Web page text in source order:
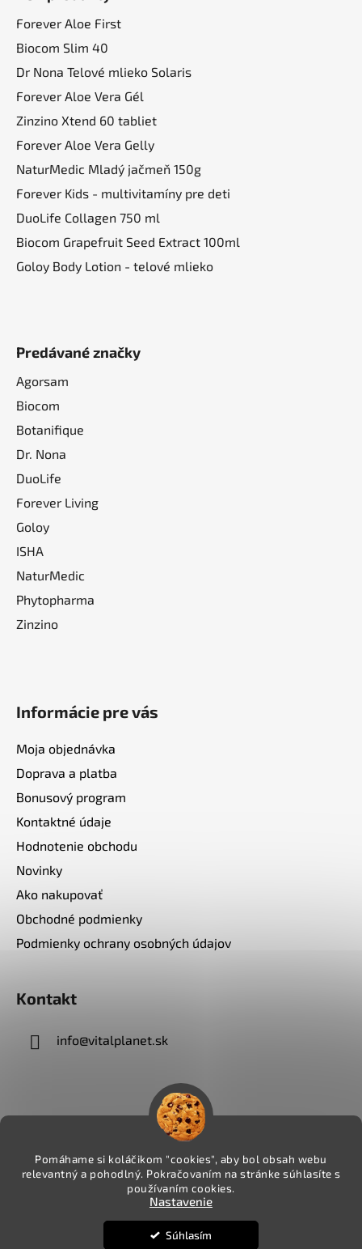
Pomáhame si koláčikom "cookies", aby bol obsah webu
relevantný a pohodlný. Pokračovaním na stránke súhlasíte s
používaním cookies.
Nastavenie
Súhlasím
e
p
v
ý
p
s
u
Forever Aloe First
Biocom Slim 40
Dr Nona Telové mlieko Solaris
Forever Aloe Vera Gél
Zinzino Xtend 60 tabliet
Forever Aloe Vera Gelly
NaturMedic Mladý jačmeň 150g
Forever Kids - multivitamíny pre deti
DuoLife Collagen 750 ml
Biocom Grapefruit Seed Extract 100ml
Goloy Body Lotion - telové mlieko
Predávané značky
Agorsam
Biocom
Botanifique
Dr. Nona
DuoLife
Forever Living
Goloy
ISHA
NaturMedic
Phytopharma
Zinzino
Informácie pre vás
Moja objednávka
Doprava a platba
Bonusový program
Kontaktné údaje
Hodnotenie obchodu
Novinky
Ako nakupovať
Obchodné podmienky
Podmienky ochrany osobných údajov
Kontakt
info@vitalplanet.sk